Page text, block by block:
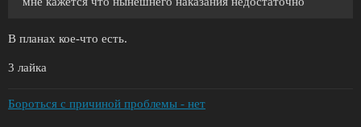
В планах кое-что есть.
3 лайка
Бороться с причиной проблемы - нет